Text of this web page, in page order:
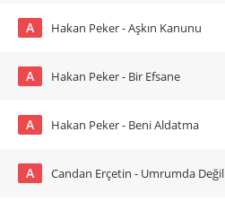
A Hakan Peker - Aşkın Kanunu
A Hakan Peker - Bir Efsane
A Hakan Peker - Beni Aldatma
A Candan Erçetin - Umrumda Değil